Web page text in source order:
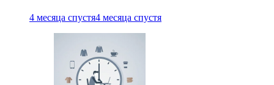
4 месяца спустя4 месяца спустя